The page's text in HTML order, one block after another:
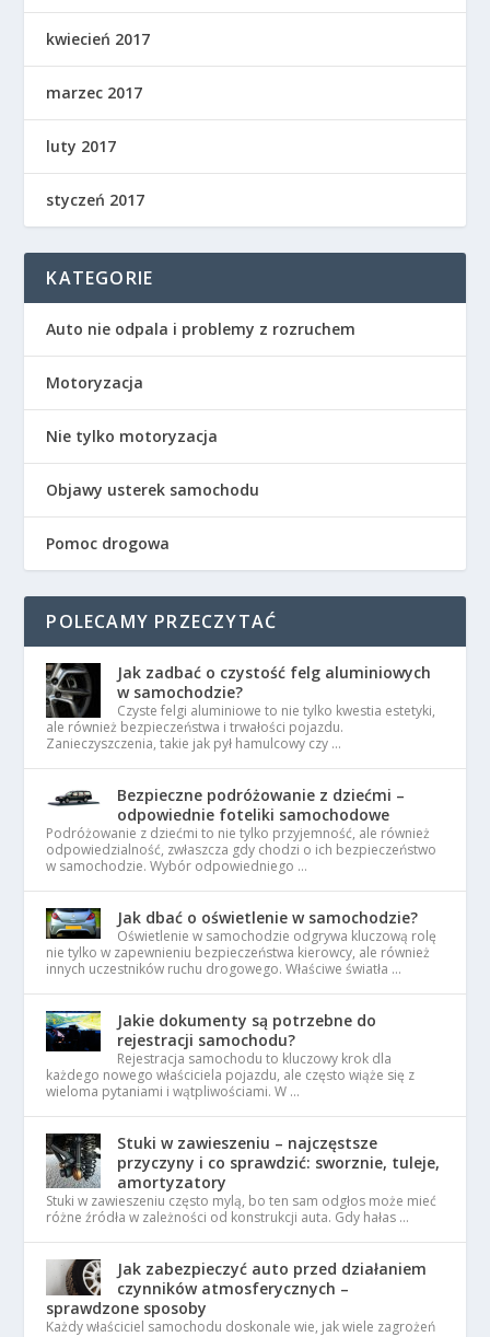
kwiecień 2017
marzec 2017
luty 2017
styczeń 2017
KATEGORIE
Auto nie odpala i problemy z rozruchem
Motoryzacja
Nie tylko motoryzacja
Objawy usterek samochodu
Pomoc drogowa
POLECAMY PRZECZYTAĆ
Jak zadbać o czystość felg aluminiowych
w samochodzie?
Czyste felgi aluminiowe to nie tylko kwestia estetyki,
ale również bezpieczeństwa i trwałości pojazdu.
Zanieczyszczenia, takie jak pył hamulcowy czy …
Bezpieczne podróżowanie z dziećmi –
odpowiednie foteliki samochodowe
Podróżowanie z dziećmi to nie tylko przyjemność, ale również
odpowiedzialność, zwłaszcza gdy chodzi o ich bezpieczeństwo
w samochodzie. Wybór odpowiedniego …
Jak dbać o oświetlenie w samochodzie?
Oświetlenie w samochodzie odgrywa kluczową rolę
nie tylko w zapewnieniu bezpieczeństwa kierowcy, ale również
innych uczestników ruchu drogowego. Właściwe światła …
Jakie dokumenty są potrzebne do
rejestracji samochodu?
Rejestracja samochodu to kluczowy krok dla
każdego nowego właściciela pojazdu, ale często wiąże się z
wieloma pytaniami i wątpliwościami. W …
Stuki w zawieszeniu – najczęstsze
przyczyny i co sprawdzić: sworznie, tuleje,
amortyzatory
Stuki w zawieszeniu często mylą, bo ten sam odgłos może mieć
różne źródła w zależności od konstrukcji auta. Gdy hałas …
Jak zabezpieczyć auto przed działaniem
czynników atmosferycznych –
sprawdzone sposoby
Każdy właściciel samochodu doskonale wie, jak wiele zagrożeń